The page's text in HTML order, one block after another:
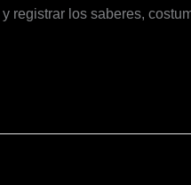
los saberes,